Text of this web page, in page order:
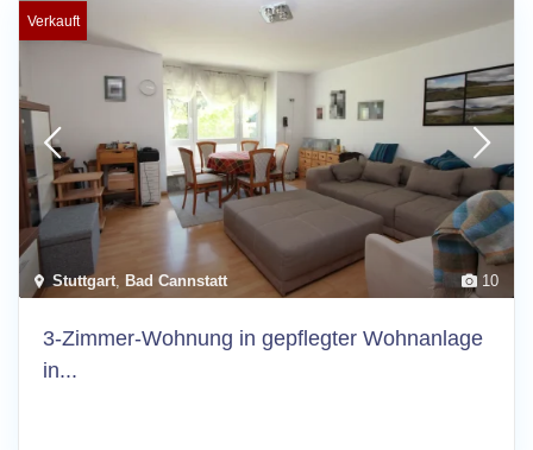
10
Stuttgart, Bad Cannstatt
Verkauft
3-Zimmer-Wohnung in gepflegter Wohnanlage
in...